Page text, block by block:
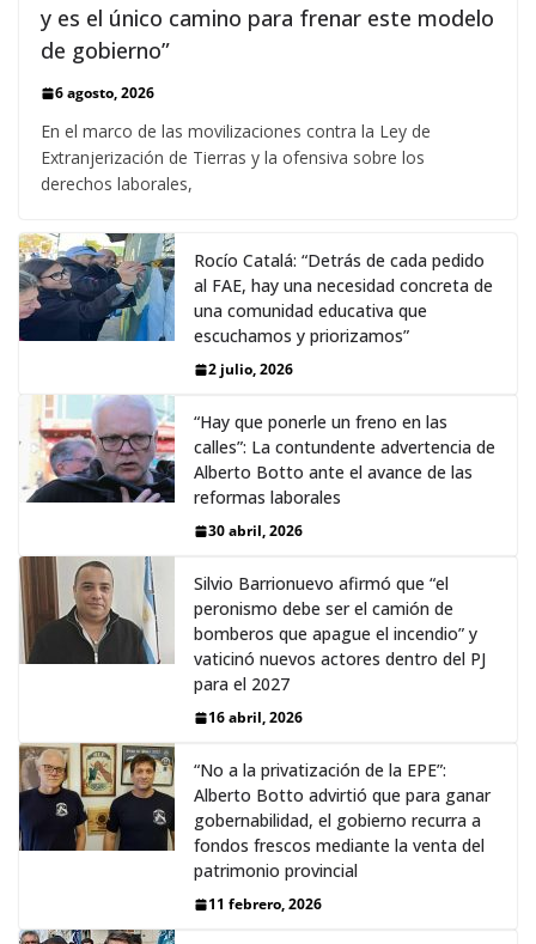
y es el único camino para frenar este modelo
de gobierno”
6 agosto, 2026
En el marco de las movilizaciones contra la Ley de
Extranjerización de Tierras y la ofensiva sobre los
derechos laborales,
Rocío Catalá: “Detrás de cada pedido
al FAE, hay una necesidad concreta de
una comunidad educativa que
escuchamos y priorizamos”
2 julio, 2026
“Hay que ponerle un freno en las
calles”: La contundente advertencia de
Alberto Botto ante el avance de las
reformas laborales
30 abril, 2026
Silvio Barrionuevo afirmó que “el
peronismo debe ser el camión de
bomberos que apague el incendio” y
vaticinó nuevos actores dentro del PJ
para el 2027
16 abril, 2026
“No a la privatización de la EPE”:
Alberto Botto advirtió que para ganar
gobernabilidad, el gobierno recurra a
fondos frescos mediante la venta del
patrimonio provincial
11 febrero, 2026